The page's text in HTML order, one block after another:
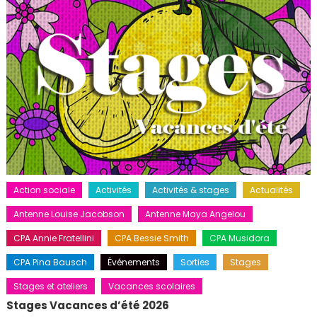
Action sociale Activités Activités & stages
Actualités
Antenne Louise Jacobson
Antenne Maya Angelou
CPA Annie Fratellini
CPA Bessie Smith
CPA Musidora
CPA Pina Bausch
Événements Sorties
Stages
Stages et ateliers
Vacances scolaires
Stages Vacances d’été 2026